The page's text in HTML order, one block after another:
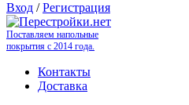
Вход /Регистрация
Поставляем напольные
покрытия с 2014 года.
Контакты
Доставка